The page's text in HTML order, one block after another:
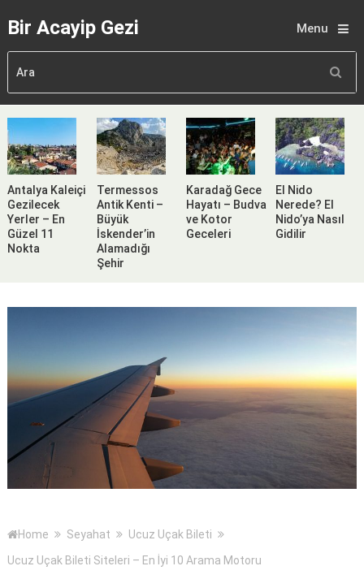
Bir Acayip Gezi Menu
Antalya Kaleiçi
Gezilecek
Yerler – En
Güzel 11
Nokta
Termessos
Antik Kenti –
Büyük
İskender’in
Alamadığı
Şehir
Karadağ Gece
Hayatı – Budva
ve Kotor
Geceleri
El Nido
Nerede? El
Nido’ya Nasıl
Gidilir
Home Seyahat
Ucuz Uçak Bileti
Ucuz Uçak Bileti Siteleri – En İyi 10 Arama Motoru